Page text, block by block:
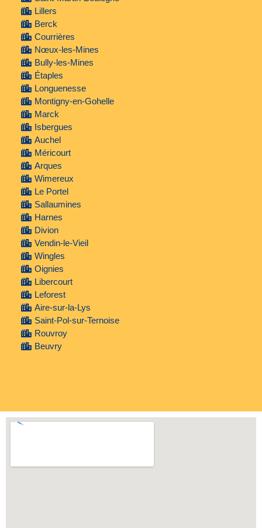
Lillers
Berck
Courrières
Nœux-les-Mines
Bully-les-Mines
Étaples
Longuenesse
Montigny-en-Gohelle
Marck
Isbergues
Auchel
Méricourt
Arques
Wimereux
Le Portel
Sallaumines
Harnes
Divion
Vendin-le-Vieil
Wingles
Oignies
Libercourt
Leforest
Aire-sur-la-Lys
Saint-Pol-sur-Ternoise
Rouvroy
Beuvry